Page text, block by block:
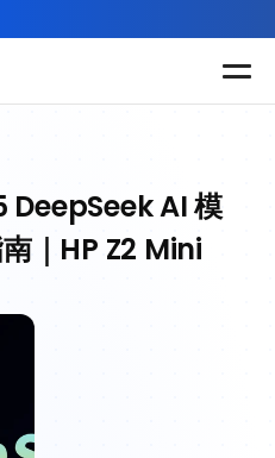
DeepSeek AI 模
｜HP Z2 Mini
程
所有課程
多種專項技能提
程
大課程